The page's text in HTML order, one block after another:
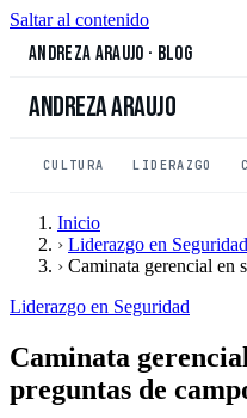
Saltar al contenido
Andreza Araujo · Blog
Andreza Araujo
CULTURA LIDERAZGO
Inicio
› Liderazgo en Seguridad
› Caminata gerencial en
Liderazgo en Seguridad
Caminata
preguntas de